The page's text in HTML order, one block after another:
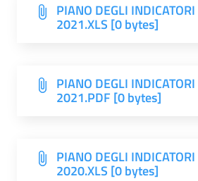
PIANO DEGLI
2021.XLS [0 bytes]
PIANO DEGLI
2021.PDF [0 bytes]
PIANO DEGLI
2020.XLS [0 bytes]